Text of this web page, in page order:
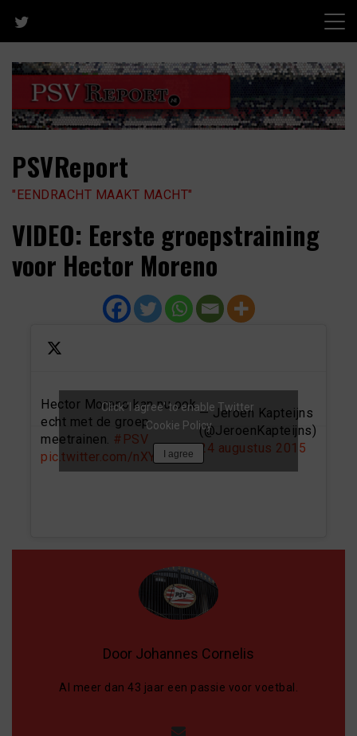
content
PSVReport
"EENDRACHT MAAKT MACHT"
VIDEO: Eerste groepstraining
voor Hector Moreno
Hector Moreno kan nu ook
echt met de groep
meetrainen. #PSV
pic.twitter.com/nXYEmIIflo
— Jeroen Kapteijns
(@JeroenKapteijns)
24 augustus 2015
Click 'I agree' to enable Twitter
Cookie Policy
I agree
Door Johannes Cornelis
Al meer dan 43 jaar een passie voor voetbal.